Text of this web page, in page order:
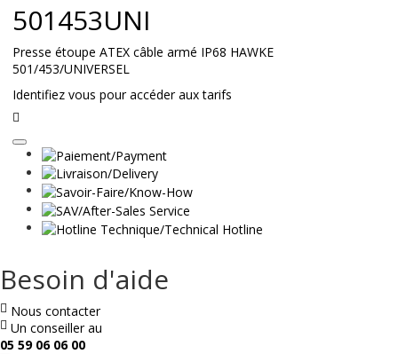
501453UNI
Presse étoupe ATEX câble armé IP68 HAWKE
501/453/UNIVERSEL
Identifiez vous pour accéder aux tarifs
la
suite
Besoin d'aide
Nous contacter
Un conseiller au
05 59 06 06 00